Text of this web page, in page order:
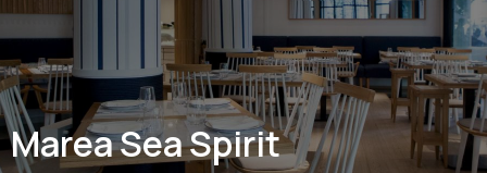
Marea Sea Spirit